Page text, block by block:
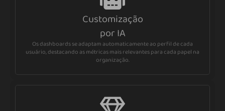
Customização
por IA
Os dashboards se adaptam automaticamente ao perfil de cada
usuário, destacando as métricas mais relevantes para cada papel na
organização.